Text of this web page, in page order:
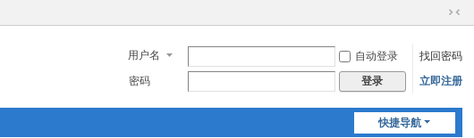
切
到
窄
用户名 自动登录
找回密码
密码
登录 立即注册
快捷导航